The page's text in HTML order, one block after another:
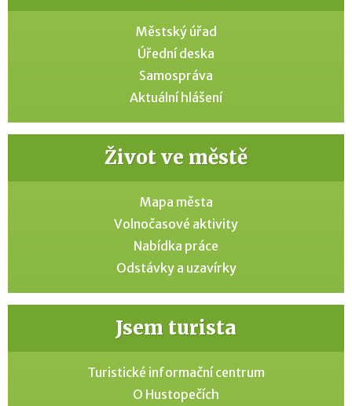
Městský úřad
Úřední deska
Samospráva
Aktuální hlášení
Život ve městě
Mapa města
Volnočasové aktivity
Nabídka práce
Odstávky a uzavírky
Jsem turista
Turistické informační centrum
O Hustopečích